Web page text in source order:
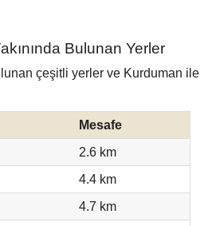
Bulunan Yerler
çeşitli yerler ve Kurduman ile
Mesafe
2.6 km
4.4 km
4.7 km